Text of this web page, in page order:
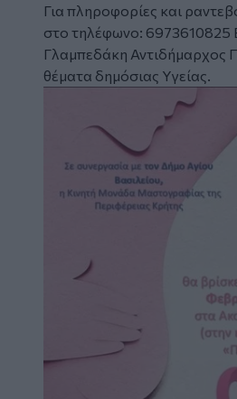
Για πληροφορίες και
στο τηλέφωνο: 6973610825
Γλαμπεδάκη Αντιδήμαρχος
θέματα δημόσιας Υγείας.